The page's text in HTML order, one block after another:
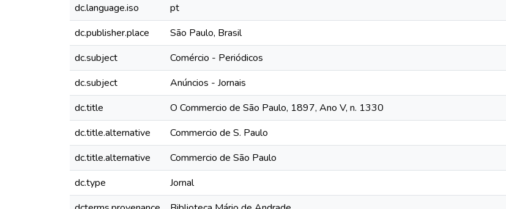
dc.language.iso
pt
dc.publisher.place
São Paulo, Brasil
dc.subject
Comércio - Periódicos
dc.subject
Anúncios - Jornais
dc.title
O Commercio de São Paulo, 1897, Ano V, n. 1330
dc.title.alternative
Commercio de S. Paulo
dc.title.alternative
Commercio de São Paulo
dc.type
Jornal